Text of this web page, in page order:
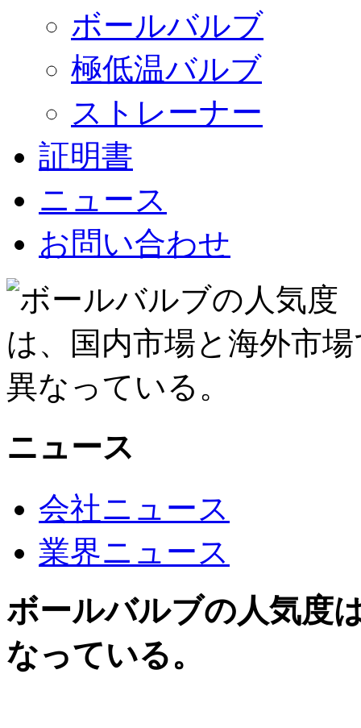
ボールバルブ
極低温バルブ
ストレーナー
証明書
ニュース
お問い合わせ
ニュース
会社ニュース
業界ニュース
ボールバルブの人気度
なっている。